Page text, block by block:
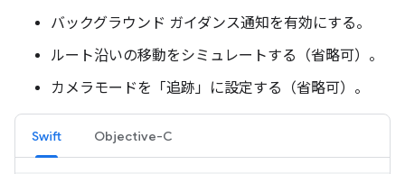
バックグラウンド ガイダンス通知を有効にする。
ルート沿いの移動をシミュレートする（省略可）。
カメラモードを「追跡」に設定する（省略可）。
Swift Objective-C